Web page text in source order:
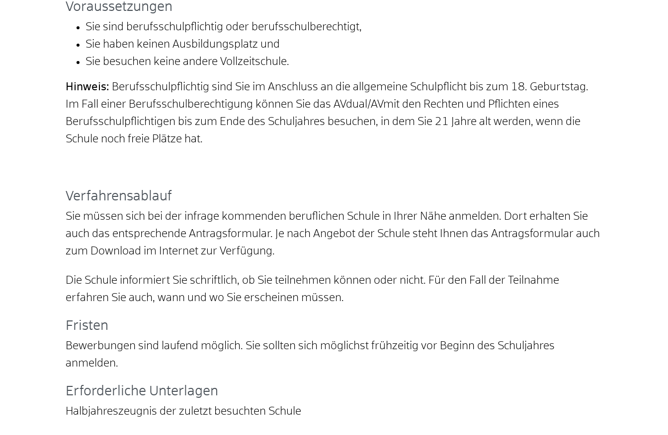
Voraussetzungen
Sie sind berufsschulpflichtig oder berufsschulberechtigt,
Sie haben keinen Ausbildungsplatz und
Sie besuchen keine andere Vollzeitschule.
Hinweis: Berufsschulpflichtig sind Sie im Anschluss an die allgemeine Schulpflicht bis zum 18. Geburtstag.
Im Fall einer Berufsschulberechtigung können Sie das AVdual/AVmit den Rechten und Pflichten eines
Berufsschulpflichtigen bis zum Ende des Schuljahres besuchen, in dem Sie 21 Jahre alt werden, wenn die
Schule noch freie Plätze hat.
Verfahrensablauf
Sie müssen sich bei der infrage kommenden beruflichen Schule in Ihrer Nähe anmelden. Dort erhalten Sie
auch das entsprechende Antragsformular. Je nach Angebot der Schule steht Ihnen das Antragsformular auch
zum Download im Internet zur Verfügung.
Die Schule informiert Sie schriftlich, ob Sie teilnehmen können oder nicht. Für den Fall der Teilnahme
erfahren Sie auch, wann und wo Sie erscheinen müssen.
Fristen
Bewerbungen sind laufend möglich. Sie sollten sich möglichst frühzeitig vor Beginn des Schuljahres
anmelden.
Erforderliche Unterlagen
Halbjahreszeugnis der zuletzt besuchten Schule